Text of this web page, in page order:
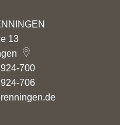
13
700
706